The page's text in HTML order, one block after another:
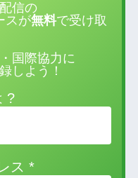
信の
スが無料で受け取
国際協力に
しよう！
?
ス *